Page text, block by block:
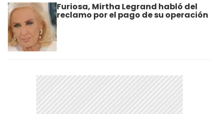
Furiosa, Mirtha Legrand habló del
reclamo por el pago de su operación